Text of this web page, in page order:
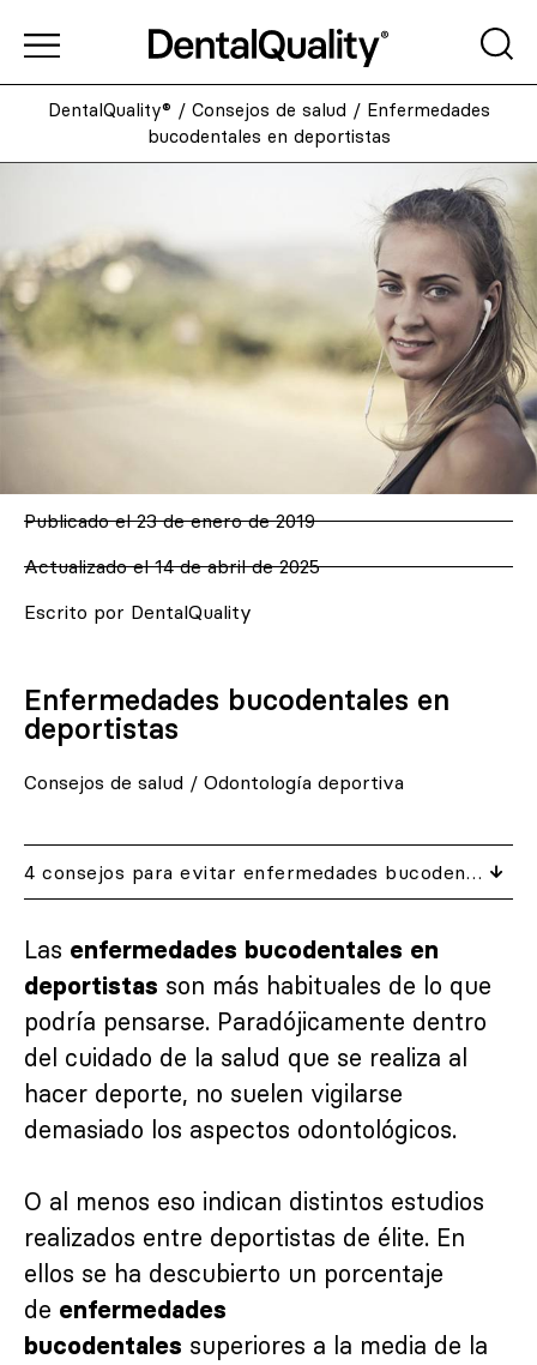
DentalQuality® / Consejos de salud / Enfermedades
bucodentales en deportistas
Publicado el 23 de enero de 2019
Actualizado el 14 de abril de 2025
Escrito por DentalQuality
Enfermedades bucodentales en
deportistas
Consejos de salud / Odontología deportiva
4 consejos para evitar enfermedades bucodentales en deportistas
Las enfermedades bucodentales en
deportistas son más habituales de lo que
podría pensarse. Paradójicamente dentro
del cuidado de la salud que se realiza al
hacer deporte, no suelen vigilarse
demasiado los aspectos odontológicos.
O al menos eso indican distintos estudios
realizados entre deportistas de élite. En
ellos se ha descubierto un porcentaje
de enfermedades
bucodentales superiores a la media de la